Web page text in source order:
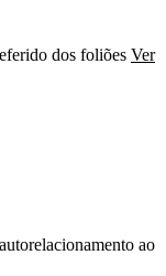
dos foliões Ver
ao